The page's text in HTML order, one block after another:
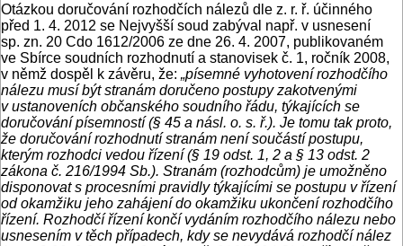
Otázkou doručování rozhodčích nálezů dle z. r. ř. účinného
před 1. 4. 2012 se Nejvyšší soud zabýval např. v usnesení
sp. zn. 20 Cdo 1612/2006 ze dne 26. 4. 2007, publikovaném
ve Sbírce soudních rozhodnutí a stanovisek č. 1, ročník 2008,
v němž dospěl k závěru, že: „písemné vyhotovení rozhodčího
nálezu musí být stranám doručeno postupy zakotvenými
v ustanoveních občanského soudního řádu, týkajících se
doručování písemností (§ 45 a násl. o. s. ř.). Je tomu tak proto,
že doručování rozhodnutí stranám není součástí postupu,
kterým rozhodci vedou řízení (§ 19 odst. 1, 2 a § 13 odst. 2
zákona č. 216/1994 Sb.). Stranám (rozhodcům) je umožněno
disponovat s procesními pravidly týkajícími se postupu v řízení
od okamžiku jeho zahájení do okamžiku ukončení rozhodčího
řízení. Rozhodčí řízení končí vydáním rozhodčího nálezu nebo
usnesením v těch případech, kdy se nevydává rozhodčí nález